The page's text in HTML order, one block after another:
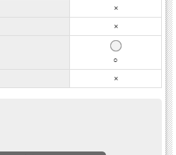
ル 本革レザーのボックスコイ
いい大容量・小銭入れ。
×
×
○
×